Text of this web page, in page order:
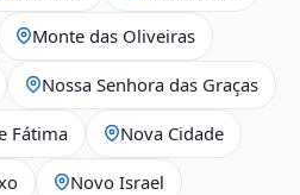
Monte das Oliveiras
Nossa Senhora das Graças
Fátima Nova Cidade
Novo Israel